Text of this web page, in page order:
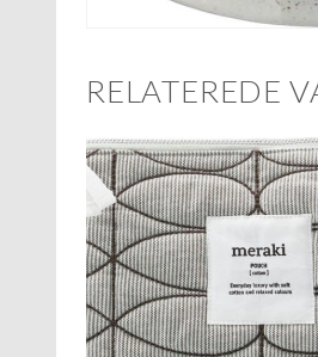
RELATEREDE